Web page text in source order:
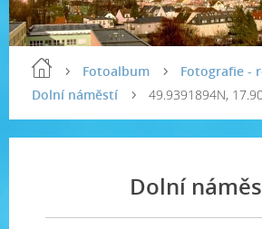
Fotoalbum
Fotografie -
Dolní náměstí
49.9391894N,
Dolní